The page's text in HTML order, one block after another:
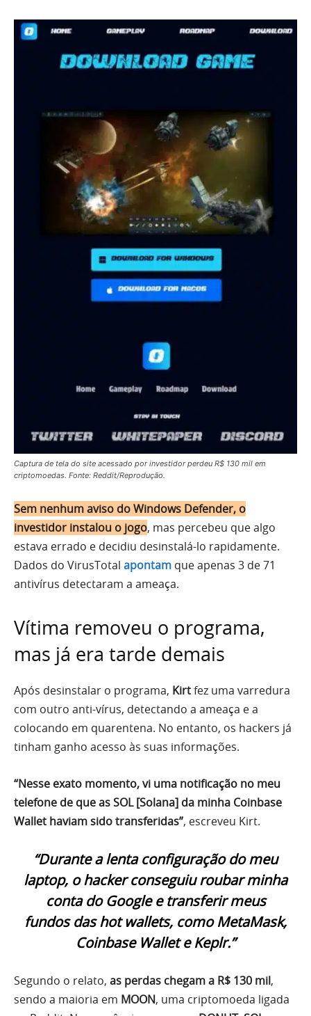
Captura de tela do site acessado por investidor perdeu R$ 130 mil em
criptomoedas. Fonte: Reddit/Reprodução.
Sem nenhum aviso do Windows Defender, o
investidor instalou o jogo, mas percebeu que algo
estava errado e decidiu desinstalá-lo rapidamente.
Dados do VirusTotal apontam que apenas 3 de 71
antivírus detectaram a ameaça.
Vítima removeu o programa,
mas já era tarde demais
Após desinstalar o programa, Kirtfez uma varredura
com outro anti-vírus, detectando a ameaça e a
colocando em quarentena. No entanto, os hackers já
tinham ganho acesso às suas informações.
“Nesse exato momento, vi uma notificação no meu
telefone de que as SOL [Solana] da minha Coinbase
Wallet haviam sido transferidas”, escreveu Kirt.
“Durante a lenta configuração do meu
laptop, o hacker conseguiu roubar minha
conta do Google e transferir meus
fundos das hot wallets, como MetaMask,
Coinbase Wallet e Keplr.”
Segundo o relato, as perdas chegam a R$ 130 mil,
sendo a maioria em MOON, uma criptomoeda ligada